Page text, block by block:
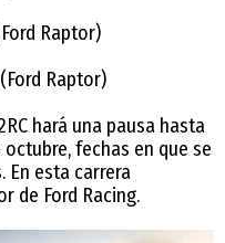
Raptor)
Raptor)
hará una pausa hasta
fechas en que se
En esta carrera
de Ford Racing.